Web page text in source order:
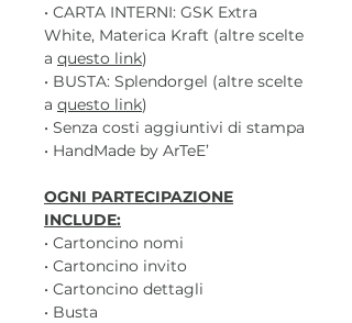
• CARTA INTERNI: GSK Extra
White, Materica Kraft (altre scelte
a questo link)
• BUSTA: Splendorgel (altre scelte
a questo link)
• Senza costi aggiuntivi di stampa
• HandMade by ArTeE’
OGNI PARTECIPAZIONE
INCLUDE:
• Cartoncino nomi
• Cartoncino invito
• Cartoncino dettagli
• Busta